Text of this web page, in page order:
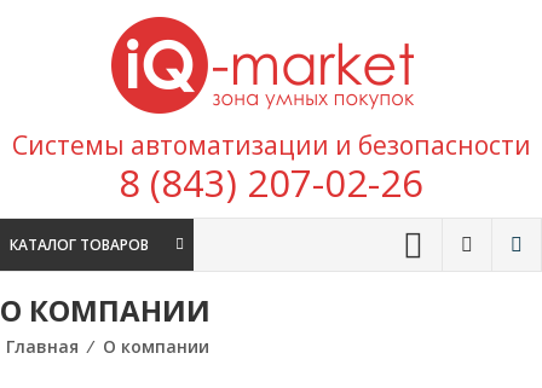
Перейти к содержимому
покупок
Системы автоматизации и безопасности
8 (843) 207-02-26
КАТАЛОГ ТОВАРОВ
О КОМПАНИИ
Главная ⁄ О компании